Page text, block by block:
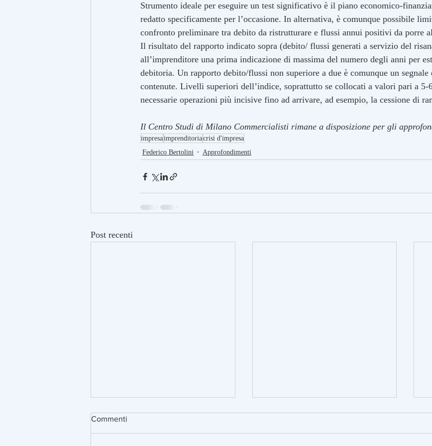
Strumento ideale per eseguire un test significativo è il piano economico-
redatto specificamente per l’occasione. In alternativa, è comunque possibile
confronto preliminare tra debito da ristrutturare e flussi annui positivi da porre
Il risultato del rapporto indicato sopra (debito/ flussi generati a servizio del
all’imprenditore una prima indicazione di massima del numero degli anni per
debitoria. Un rapporto debito/flussi non superiore a due è comunque un
contenute. Livelli superiori dell’indice, soprattutto se collocati a valori pari a 5-
necessarie operazioni più incisive fino ad arrivare, ad esempio, la cessione di
Il Centro Studi di Milano Commercialisti rimane a disposizione per gli
impresaimprenditoriacrisi d'impresa
Federico Bertolini
Approfondimenti
Post recenti
Commenti